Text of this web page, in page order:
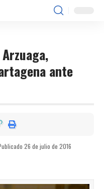
ante
26 de julio de 2016